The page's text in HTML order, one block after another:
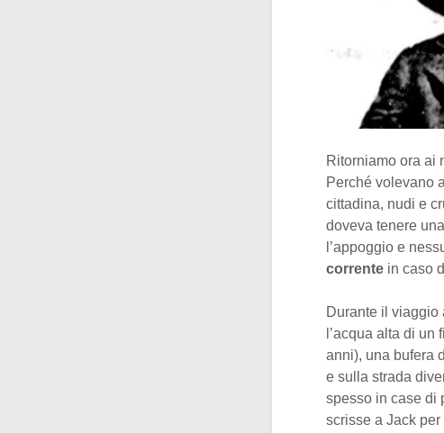
Ritorniamo ora ai
Perché volevano
cittadina, nudi e
doveva tenere
l’appoggio e
corrente in caso
Durante il viaggio
l’acqua alta di
anni), una bufera
e sulla strada
spesso in case di
scrisse a Jack